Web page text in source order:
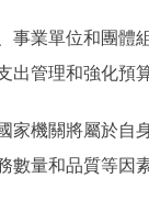
業單位和團體組
出管理和強化預
機關將屬於自身
數量和品質等因